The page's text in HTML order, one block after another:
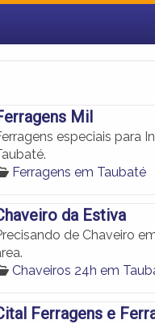
Mil
especiais para
Ferragens em Taubaté
da Estiva
de Chaveiro
Chaveiros 24h em
Ferragens e